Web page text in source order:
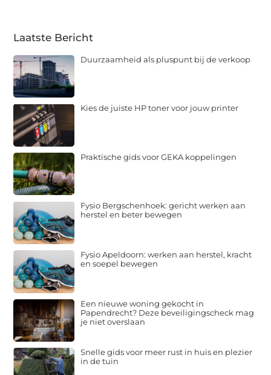
Laatste Bericht
Duurzaamheid als pluspunt bij de verkoop
Kies de juiste HP toner voor jouw printer
Praktische gids voor GEKA koppelingen
Fysio Bergschenhoek: gericht werken aan
herstel en beter bewegen
Fysio Apeldoorn: werken aan herstel, kracht
en soepel bewegen
Een nieuwe woning gekocht in
Papendrecht? Deze beveiligingscheck mag
je niet overslaan
Snelle gids voor meer rust in huis en plezier
in de tuin